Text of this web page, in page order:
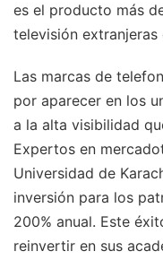
es el producto más
televisión extranjeras
Las marcas de
por aparecer en los
a la alta visibilidad
Expertos en
Universidad de
inversión para los
200% anual. Este
reinvertir en sus